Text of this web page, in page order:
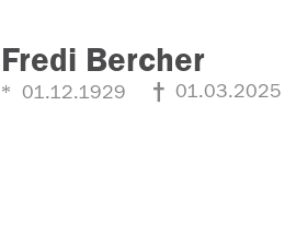
Fredi Bercher
01.12.1929 01.03.2025